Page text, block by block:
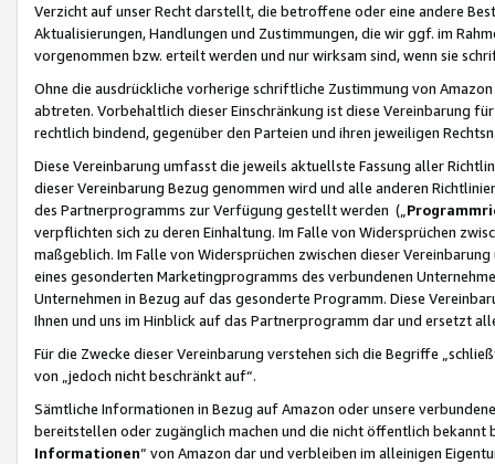
Verzicht auf unser Recht darstellt, die betroffene oder eine andere
Aktualisierungen, Handlungen und Zustimmungen, die wir ggf. im
vorgenommen bzw. erteilt werden und nur wirksam sind, wenn sie
Ohne die ausdrückliche vorherige schriftliche Zustimmung von
abtreten. Vorbehaltlich dieser Einschränkung ist diese Vereinbarung
rechtlich bindend, gegenüber den Parteien und ihren jeweiligen
Diese Vereinbarung umfasst die jeweils aktuellste Fassung aller
dieser Vereinbarung Bezug genommen wird und alle anderen
des Partnerprogramms zur Verfügung gestellt werden („
verpflichten sich zu deren Einhaltung. Im Falle von Widersprüchen
maßgeblich. Im Falle von Widersprüchen zwischen dieser
eines gesonderten Marketingprogramms des verbundenen
Unternehmen in Bezug auf das gesonderte Programm. Diese
Ihnen und uns im Hinblick auf das Partnerprogramm dar und ersetzt
Für die Zwecke dieser Vereinbarung verstehen sich die Begriffe
von „jedoch nicht beschränkt auf“.
Sämtliche Informationen in Bezug auf Amazon oder unsere
bereitstellen oder zugänglich machen und die nicht öffentlich
Informationen“ von Amazon dar und verbleiben im alleinigen